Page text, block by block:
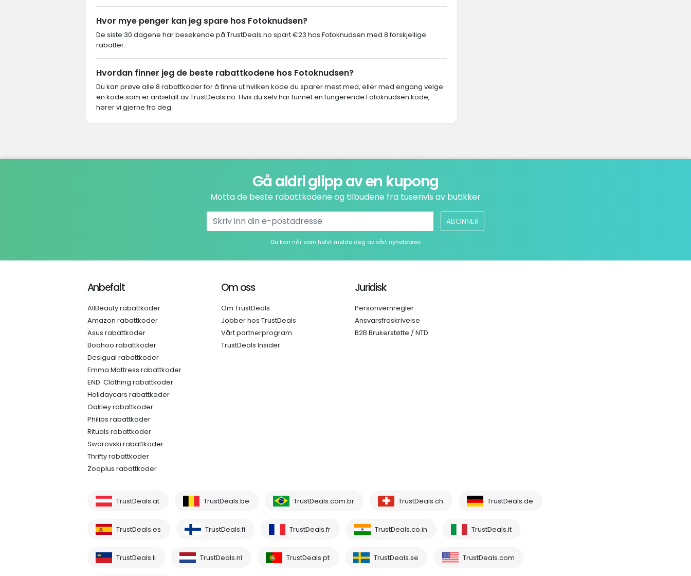
Hvor mye penger kan jeg spare hos Fotoknudsen?
De siste 30 dagene har besøkende på TrustDeals.no spart €23 hos Fotoknudsen med 8 forskjellige
rabatter.
Hvordan finner jeg de beste rabattkodene hos Fotoknudsen?
Du kan prøve alle 8 rabattkoder for å finne ut hvilken kode du sparer mest med, eller med engang velge
en kode som er anbefalt av TrustDeals.no. Hvis du selv har funnet en fungerende Fotoknudsen kode,
hører vi gjerne fra deg.
Gå aldri glipp av en kupong
Motta de beste rabattkodene og tilbudene fra tusenvis av butikker
ABONNER
Du kan når som helst melde deg av vårt nyhetsbrev
Anbefalt
AllBeauty rabattkoder
Amazon rabattkoder
Asus rabattkoder
Boohoo rabattkoder
Desigual rabattkoder
Emma Mattress rabattkoder
END. Clothing rabattkoder
Holidaycars rabattkoder
Oakley rabattkoder
Philips rabattkoder
Rituals rabattkoder
Swarovski rabattkoder
Thrifty rabattkoder
Zooplus rabattkoder
Om oss
Om TrustDeals
Jobber hos TrustDeals
Vårt partnerprogram
TrustDeals Insider
Juridisk
Personvernregler
Ansvarsfraskrivelse
B2B Brukerstøtte / NTD
TrustDeals.at TrustDeals.be TrustDeals.com.br TrustDeals.ch TrustDeals.de
TrustDeals.es TrustDeals.fi TrustDeals.fr TrustDeals.co.in TrustDeals.it
TrustDeals.li TrustDeals.nl TrustDeals.pt TrustDeals.se TrustDeals.com